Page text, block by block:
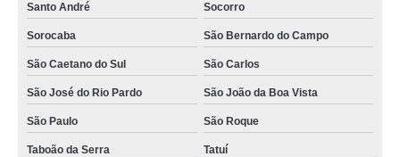
Santo André Socorro
Sorocaba São Bernardo do Campo
São Caetano do Sul São Carlos
São José do Rio Pardo São João da Boa Vista
São Paulo São Roque
Taboão da Serra Tatuí